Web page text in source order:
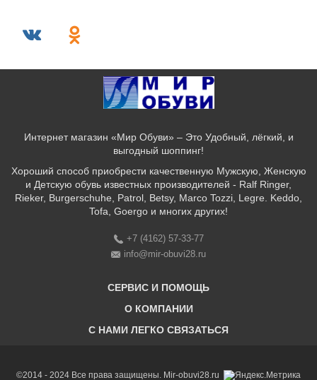
Интернет магазин «Мир Обуви» – Это Удобный, лёгкий, и
выгодный шоппинг!
Хороший способ приобрести качественную Мужскую, Женскую
и Детскую обувь известных производителей - Ralf Ringer,
Rieker, Burgerschuhe, Patrol, Betsy, Marco Tozzi, Legre. Keddo,
Tofa, Goergo и многих других!
+7 (4162) 57-33-77
info@mir-obuvi28.ru
СЕРВИС И ПОМОЩЬ
Бонусная программа
О КОМПАНИИ
C НАМИ ЛЕГКО СВЯЗАТЬСЯ
©2014 - 2024 Все права защищены. Mir-obuvi28.ru